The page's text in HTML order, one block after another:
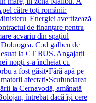
către toți românii:
Energiei avertizează
de finanțare pentru
acvariu din spațiul
Cod galben de
la CT BUS. Angajații
nopți s-a încheiat cu
a fost găsit•Fără apă pe
afectați•Scufundarea
la Cernavodă, amânată
întrebat dacă îşi cere